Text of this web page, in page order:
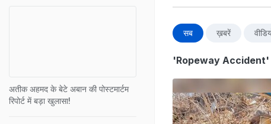
सब ख़बरें
'Ropeway Accident'
अतीक अहमद के बेटे अबान की पोस्टमार्टम
रिपोर्ट में बड़ा खुलासा!